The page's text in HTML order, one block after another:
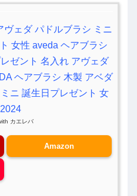
ヴェダ パドルブラシ ミニ
女性 aveda ヘアブラシ
ゼント 名入れ アヴェダ
ヘアブラシ 木製 アベダ
ニ 誕生日プレゼント 女
カエレバ
Amazon